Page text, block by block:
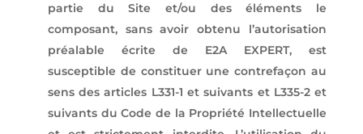
partie du Site et/ou des éléments le
composant, sans avoir obtenu l’autorisation
préalable écrite de E2A EXPERT, est
susceptible de constituer une contrefaçon au
sens des articles L331-1 et suivants et L335-2 et
suivants du Code de la Propriété Intellectuelle